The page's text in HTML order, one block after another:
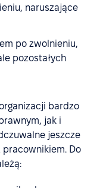
naruszające
po zwolnieniu,
pozostałych
bardzo
jak i
jeszcze
pracownikiem. Do